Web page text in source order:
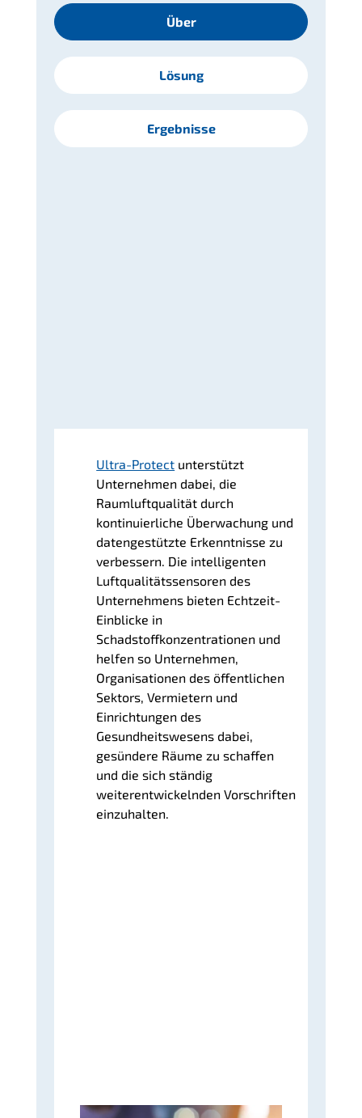
Über
Lösung
Ergebnisse
Ultra-Protect unterstützt
Unternehmen dabei, die
Raumluftqualität durch
kontinuierliche Überwachung und
datengestützte Erkenntnisse zu
verbessern. Die intelligenten
Luftqualitätssensoren des
Unternehmens bieten Echtzeit-
Einblicke in
Schadstoffkonzentrationen und
helfen so Unternehmen,
Organisationen des öffentlichen
Sektors, Vermietern und
Einrichtungen des
Gesundheitswesens dabei,
gesündere Räume zu schaffen
und die sich ständig
weiterentwickelnden Vorschriften
einzuhalten.